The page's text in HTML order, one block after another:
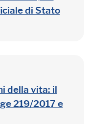
di Stato
della vita: il
219/2017 e